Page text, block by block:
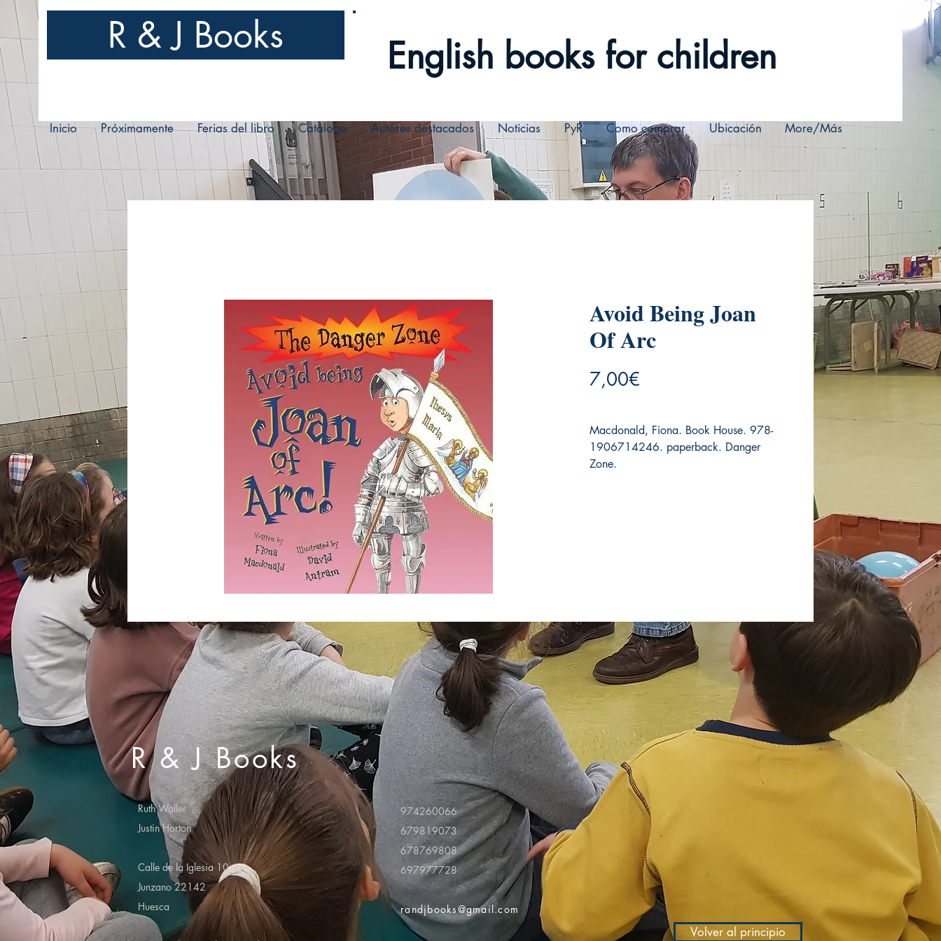
English books for children
R & J Books
Inicio Próximamente Ferias del libro Catálogo Autores destacados Noticias PyR Como comprar Ubicación More/Más
Avoid Being Joan
Of Arc
7,00€
Macdonald, Fiona. Book House. 978-
1906714246. paperback. Danger
Zone.
R & J Books
Ruth Waller
Justin Horton
Calle de la Iglesia 10
Junzano 22142
Huesca
974260066
679819073
678769808
697977728
randjbooks@gmail.com
Volver al principio